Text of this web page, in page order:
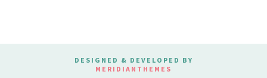
DESIGNED & DEVELOPED BY
MERIDIANTHEMES